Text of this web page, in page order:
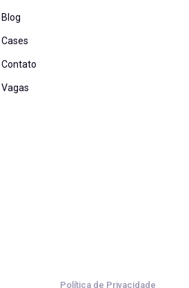
Blog
Cases
Contato
Vagas
Política de Privacidade